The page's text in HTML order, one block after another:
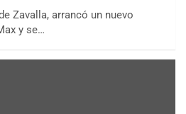
Zavalla, arrancó un nuevo
y se…